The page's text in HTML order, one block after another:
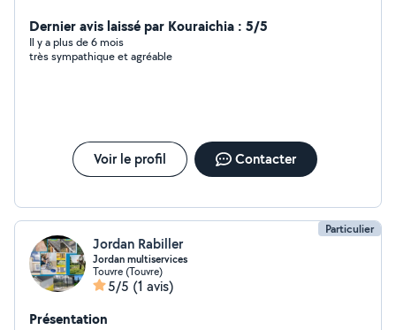
Dernier avis laissé par Kouraichia : 5/5
Il y a plus de 6 mois
très sympathique et agréable
Voir le profil Contacter
Particulier
Jordan Rabiller
Jordan multiservices
Touvre (Touvre)
5/5 (1 avis)
Présentation